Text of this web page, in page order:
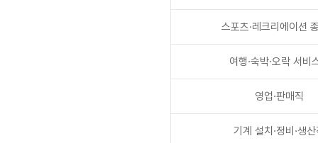
스포츠·레크리에이션
여행·숙박·오락 서비
영업·판매직
기계 설치·정비·생